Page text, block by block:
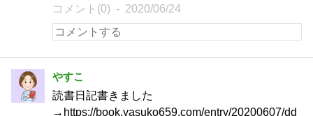
コメント(0) 2020/06/24
やすこ
読書日記書きました
→https://book.yasuko659.com/entry/20200607/dd